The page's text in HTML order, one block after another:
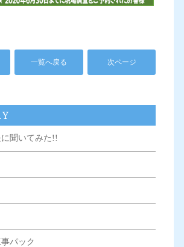
一覧へ戻る 次ページ
に聞いてみた!!
パック